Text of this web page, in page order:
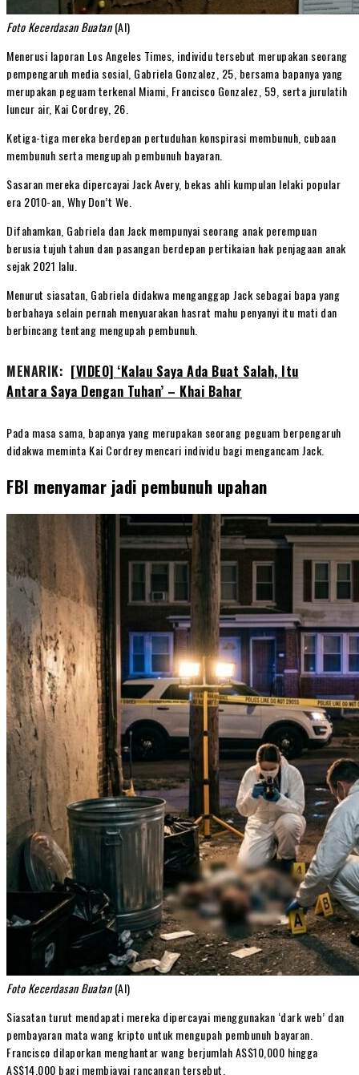
Foto Kecerdasan Buatan(AI)
Menerusi laporan Los Angeles Times, individu tersebut merupakan seorang
pempengaruh media sosial, Gabriela Gonzalez, 25, bersama bapanya yang
merupakan peguam terkenal Miami, Francisco Gonzalez, 59, serta jurulatih
luncur air, Kai Cordrey, 26.
Ketiga-tiga mereka berdepan pertuduhan konspirasi membunuh, cubaan
membunuh serta mengupah pembunuh bayaran.
Sasaran mereka dipercayai Jack Avery, bekas ahli kumpulan lelaki popular
era 2010-an, Why Don’t We.
Difahamkan, Gabriela dan Jack mempunyai seorang anak perempuan
berusia tujuh tahun dan pasangan berdepan pertikaian hak penjagaan anak
sejak 2021 lalu.
Menurut siasatan, Gabriela didakwa menganggap Jack sebagai bapa yang
berbahaya selain pernah menyuarakan hasrat mahu penyanyi itu mati dan
berbincang tentang mengupah pembunuh.
MENARIK: [VIDEO] ‘Kalau Saya Ada Buat Salah, Itu
Antara Saya Dengan Tuhan’ – Khai Bahar
Pada masa sama, bapanya yang merupakan seorang peguam berpengaruh
didakwa meminta Kai Cordrey mencari individu bagi mengancam Jack.
FBI menyamar jadi pembunuh upahan
Foto Kecerdasan Buatan(AI)
Siasatan turut mendapati mereka dipercayai menggunakan ‘dark web’ dan
pembayaran mata wang kripto untuk mengupah pembunuh bayaran.
Francisco dilaporkan menghantar wang berjumlah AS$10,000 hingga
AS$14,000 bagi membiayai rancangan tersebut.